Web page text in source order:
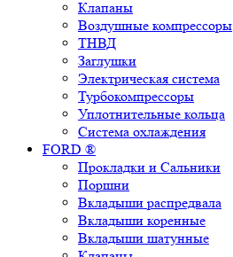
Клапаны
Воздушные компрессоры
ТНВД
Заглушки
Электрическая система
Турбокомпрессоры
Уплотнительные кольца
Система охлаждения
FORD ®
Прокладки и Сальники
Поршни
Вкладыши распредвала
Вкладыши коренные
Вкладыши шатунные